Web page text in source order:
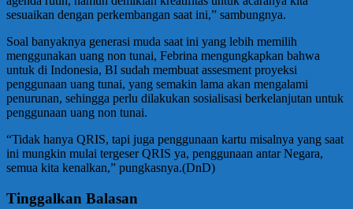
sesuaikan dengan perkembangan saat ini,” sambungnya.
Soal banyaknya generasi muda saat ini yang lebih memilih
menggunakan uang non tunai, Febrina mengungkapkan bahwa
untuk di Indonesia, BI sudah membuat assesment proyeksi
penggunaan uang tunai, yang semakin lama akan mengalami
penurunan, sehingga perlu dilakukan sosialisasi berkelanjutan untuk
penggunaan uang non tunai.
“Tidak hanya QRIS, tapi juga penggunaan kartu misalnya yang saat
ini mungkin mulai tergeser QRIS ya, penggunaan antar Negara,
semua kita kenalkan,” pungkasnya.(DnD)
Tinggalkan Balasan